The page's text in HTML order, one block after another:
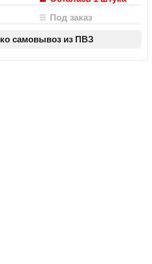
Под заказ
самовывоз из ПВЗ